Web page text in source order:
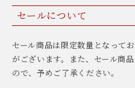
セールについて
セール商品は限定数量となって
がございます。また、セール商
ので、予めご了承ください。